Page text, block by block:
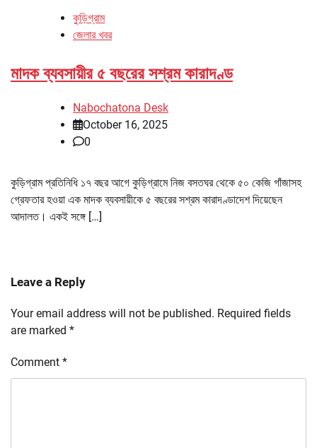
কুড়িগ্রাম
জেলার খবর
মাদক ব্যবসায়ীর ৫ বছরের সশ্রম কারাদণ্ড
Nabochatona Desk
October 16, 2025
0
কুড়িগ্রাম প্রতিনিধি ১৭ বছর আগে কুড়িগ্রামে নিজ বসতঘর থেকে ৫০ কেজি গাঁজাসহ
গ্রেফতার হওয়া এক মাদক ব্যবসায়ীকে ৫ বছরের সশ্রম কারাদণ্ডাদেশ দিয়েছেন
আদালত। একই সঙ্গে […]
Leave a Reply
Your email address will not be published. Required fields
are marked *
Comment *